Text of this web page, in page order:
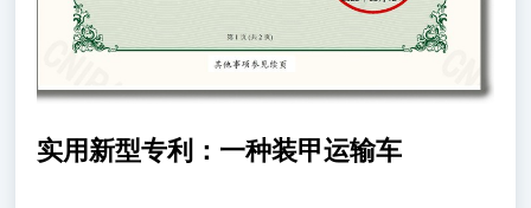
实用新型专利：一种装甲运输车